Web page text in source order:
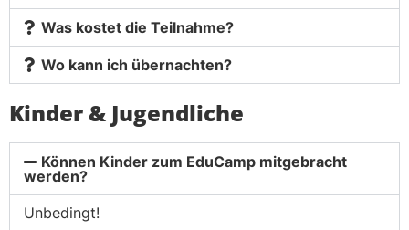
Was kostet die Teilnahme?
Wo kann ich übernachten?
Kinder & Jugendliche
Können Kinder zum EduCamp mitgebracht
werden?
Unbedingt!